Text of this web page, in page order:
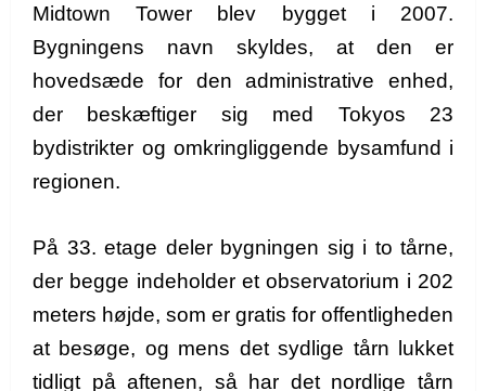
Midtown Tower blev bygget i 2007.
Bygningens navn skyldes, at den er
hovedsæde for den administrative enhed,
der beskæftiger sig med Tokyos 23
bydistrikter og omkringliggende bysamfund i
regionen.
På 33. etage deler bygningen sig i to tårne,
der begge indeholder et observatorium i 202
meters højde, som er gratis for offentligheden
at besøge, og mens det sydlige tårn lukket
tidligt på aftenen, så har det nordlige tårn